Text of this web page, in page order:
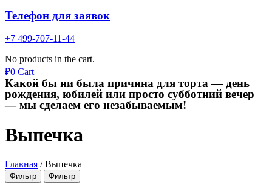
Телефон для заявок
+7 499-707-11-44
No products in the cart.
₽0 Cart
Какой бы ни была причина для торта — день
рождения, юбилей или просто субботний вечер
— мы сделаем его незабываемым!
Выпечка
Главная /Выпечка
Фильтр Фильтр